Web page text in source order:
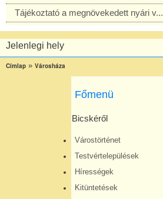
Tájékoztató a megnövekedett nyári v...
Jelenlegi hely
Címlap » Városháza
Főmenü
Bicskéről
Várostörténet
Testvértelepülések
Hírességek
Kitüntetések